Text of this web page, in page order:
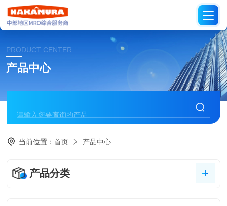
PRODUCT CENTER
产品中心
当前位置：首页 产品中心
产品分类